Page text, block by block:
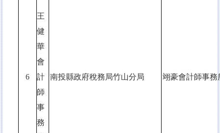
6
王
健
華
會
計
師
事
務
南投縣政府稅務局竹山分局 翊豪會計師事務